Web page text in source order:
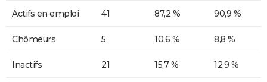
Actifs en emploi 41 87,2 % 90,9 %
Chômeurs 5 10,6 % 8,8 %
Inactifs 21 15,7 % 12,9 %